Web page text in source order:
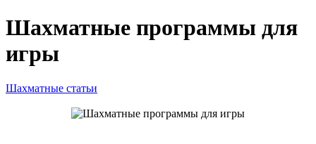
Шахматные программы для
игры
Шахматные статьи